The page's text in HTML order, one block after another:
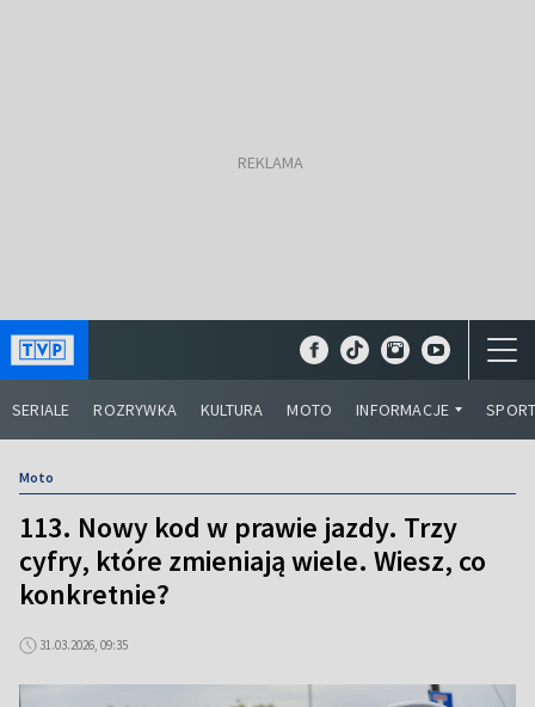
SERIALE ROZRYWKA KULTURA MOTO INFORMACJE
Moto
113. Nowy kod w prawie jazdy. Trzy
cyfry, które zmieniają wiele. Wiesz, co
konkretnie?
31.03.2026, 09:35